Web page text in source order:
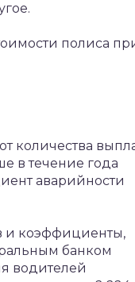
полиса
количества
в течение года
аварийности
и коэффициенты,
банком
водителей